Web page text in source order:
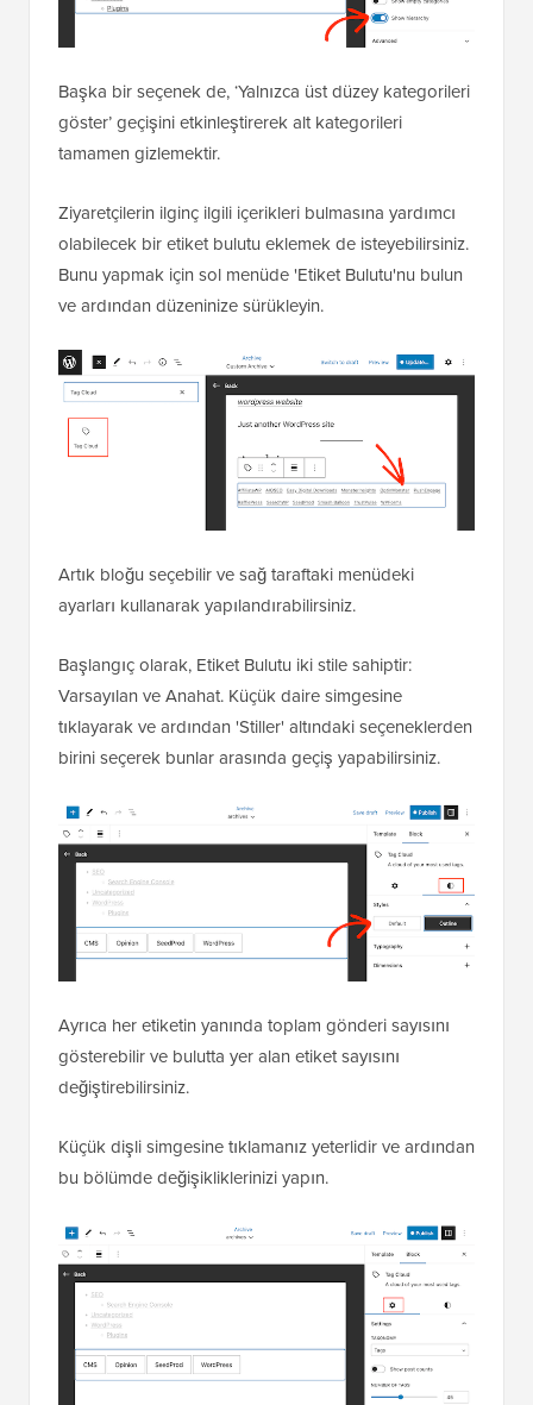
Başka bir seçenek de, ‘Yalnızca üst düzey kategorileri
göster’ geçişini etkinleştirerek alt kategorileri
tamamen gizlemektir.
Ziyaretçilerin ilginç ilgili içerikleri bulmasına yardımcı
olabilecek bir etiket bulutu eklemek de isteyebilirsiniz.
Bunu yapmak için sol menüde 'Etiket Bulutu'nu bulun
ve ardından düzeninize sürükleyin.
Artık bloğu seçebilir ve sağ taraftaki menüdeki
ayarları kullanarak yapılandırabilirsiniz.
Başlangıç olarak, Etiket Bulutu iki stile sahiptir:
Varsayılan ve Anahat. Küçük daire simgesine
tıklayarak ve ardından 'Stiller' altındaki seçeneklerden
birini seçerek bunlar arasında geçiş yapabilirsiniz.
Ayrıca her etiketin yanında toplam gönderi sayısını
gösterebilir ve bulutta yer alan etiket sayısını
değiştirebilirsiniz.
Küçük dişli simgesine tıklamanız yeterlidir ve ardından
bu bölümde değişikliklerinizi yapın.